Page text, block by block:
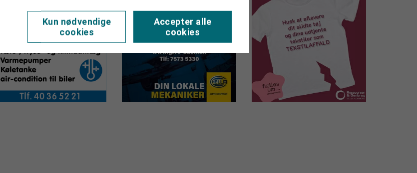
Kun nødvendige
cookies
Accepter alle
cookies